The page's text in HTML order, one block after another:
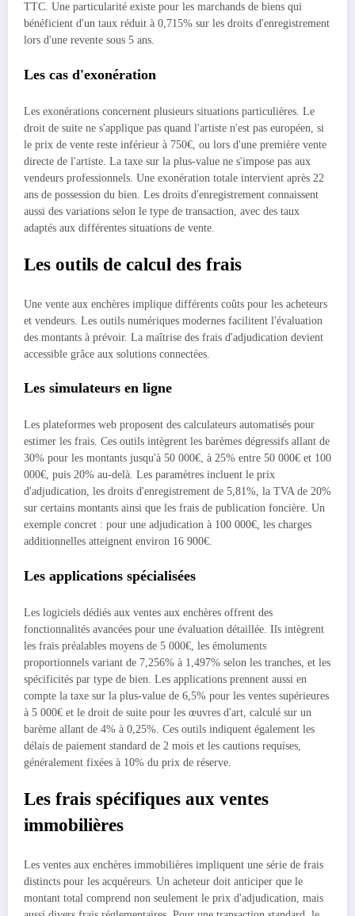
TTC. Une particularité existe pour les marchands de biens qui
bénéficient d'un taux réduit à 0,715% sur les droits d'enregistrement
lors d'une revente sous 5 ans.
Les cas d'exonération
Les exonérations concernent plusieurs situations particulières. Le
droit de suite ne s'applique pas quand l'artiste n'est pas européen, si
le prix de vente reste inférieur à 750€, ou lors d'une première vente
directe de l'artiste. La taxe sur la plus-value ne s'impose pas aux
vendeurs professionnels. Une exonération totale intervient après 22
ans de possession du bien. Les droits d'enregistrement connaissent
aussi des variations selon le type de transaction, avec des taux
adaptés aux différentes situations de vente.
Les outils de calcul des frais
Une vente aux enchères implique différents coûts pour les acheteurs
et vendeurs. Les outils numériques modernes facilitent l'évaluation
des montants à prévoir. La maîtrise des frais d'adjudication devient
accessible grâce aux solutions connectées.
Les simulateurs en ligne
Les plateformes web proposent des calculateurs automatisés pour
estimer les frais. Ces outils intègrent les barèmes dégressifs allant de
30% pour les montants jusqu'à 50 000€, à 25% entre 50 000€ et 100
000€, puis 20% au-delà. Les paramètres incluent le prix
d'adjudication, les droits d'enregistrement de 5,81%, la TVA de 20%
sur certains montants ainsi que les frais de publication foncière. Un
exemple concret : pour une adjudication à 100 000€, les charges
additionnelles atteignent environ 16 900€.
Les applications spécialisées
Les logiciels dédiés aux ventes aux enchères offrent des
fonctionnalités avancées pour une évaluation détaillée. Ils intègrent
les frais préalables moyens de 5 000€, les émoluments
proportionnels variant de 7,256% à 1,497% selon les tranches, et les
spécificités par type de bien. Les applications prennent aussi en
compte la taxe sur la plus-value de 6,5% pour les ventes supérieures
à 5 000€ et le droit de suite pour les œuvres d'art, calculé sur un
barème allant de 4% à 0,25%. Ces outils indiquent également les
délais de paiement standard de 2 mois et les cautions requises,
généralement fixées à 10% du prix de réserve.
Les frais spécifiques aux ventes
immobilières
Les ventes aux enchères immobilières impliquent une série de frais
distincts pour les acquéreurs. Un acheteur doit anticiper que le
montant total comprend non seulement le prix d'adjudication, mais